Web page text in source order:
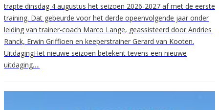
trapte dinsdag 4 augustus het seizoen 2026-2027 af met de eerste
training. Dat gebeurde voor het derde opeenvolgende jaar onder
leiding van trainer-coach Marco Lange, geassisteerd door Andries
Ranck, Erwin Griffioen en keeperstrainer Gerard van Kooten.
UitdagingHet nieuwe seizoen betekent tevens een nieuwe
uitdaging….